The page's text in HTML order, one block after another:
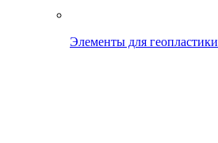
Элементы для геопластики